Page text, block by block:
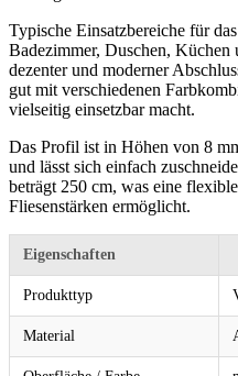
Typische Einsatzbereiche für
Badezimmer, Duschen, Küchen
dezenter und moderner
gut mit verschiedenen
vielseitig einsetzbar macht.
Das Profil ist in Höhen von 8
und lässt sich einfach
beträgt 250 cm, was eine
Fliesenstärken ermöglicht.
Eigenschaften
Produkttyp
Material